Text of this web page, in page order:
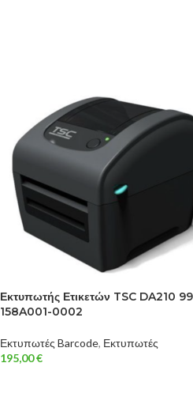
Εκτυπωτής Ετικετών TSC DA210
158A001-0002
Εκτυπωτές Barcode, Εκτυπωτές
195,00€